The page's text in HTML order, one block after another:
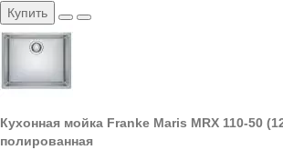
Купить
Кухонная мойка Franke Maris MRX 110-50
полированная